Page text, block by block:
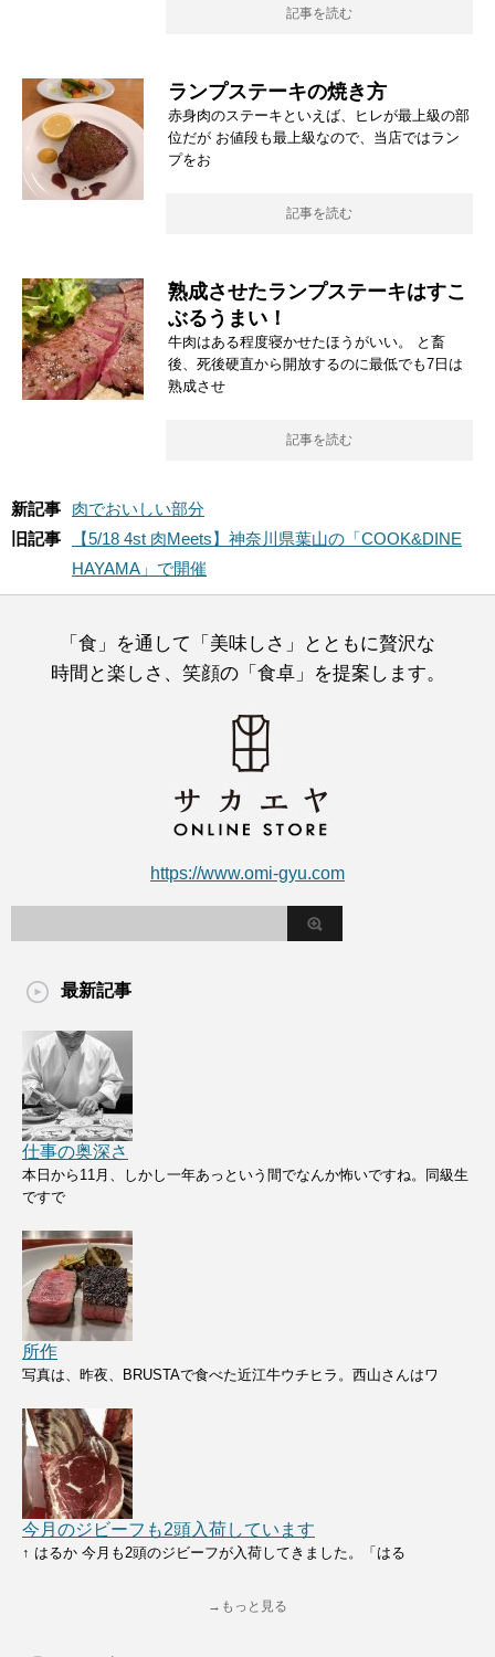
記事を読む
ランプステーキの焼き方
赤身肉のステーキといえば、ヒレが最上級の部
位だが お値段も最上級なので、当店ではラン
プをお
記事を読む
熟成させたランプステーキはすこ
ぶるうまい！
牛肉はある程度寝かせたほうがいい。 と畜
後、死後硬直から開放するのに最低でも7日は
熟成させ
記事を読む
新記事
肉でおいしい部分
旧記事
【5/18 4st 肉Meets】神奈川県葉山の「COOK&DINE
HAYAMA」で開催
「食」を通して「美味しさ」とともに贅沢な
時間と楽しさ、笑顔の「食卓」を提案します。
https://www.omi-gyu.com
最新記事
仕事の奥深さ
本日から11月、しかし一年あっという間でなんか怖いですね。同級生
ですで
所作
写真は、昨夜、BRUSTAで食べた近江牛ウチヒラ。西山さんはワ
今月のジビーフも2頭入荷しています
↑ はるか 今月も2頭のジビーフが入荷してきました。「はる
→もっと見る